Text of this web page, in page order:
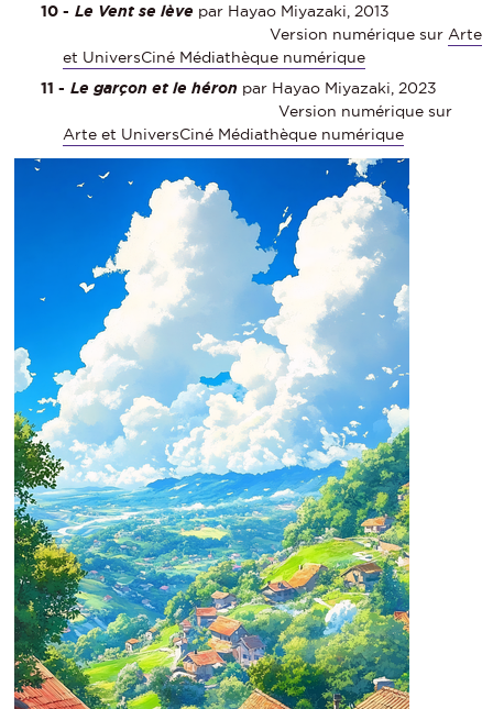
Le Vent se lève par Hayao Miyazaki, 2013
Version numérique surArte
et UniversCiné Médiathèque numérique
Le garçon et le héron par Hayao Miyazaki, 2023
Version numérique sur
Arte et UniversCiné Médiathèque numérique